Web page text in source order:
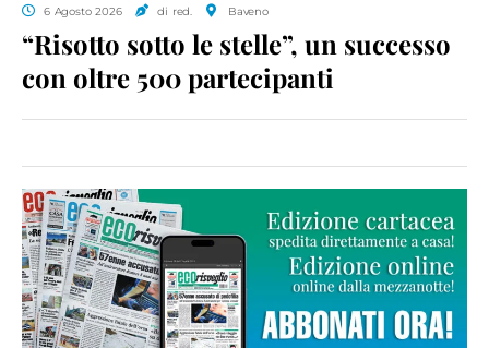
6 Agosto 2026 di red. Baveno
“Risotto sotto le stelle”, un successo
con oltre 500 partecipanti